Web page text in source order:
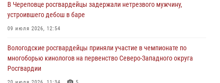
29 июля 2026, 13:20
В Череповце росгвардейцы задержали нетрезвого мужчину,
устроившего дебош в баре
09 июля 2026, 12:54
Вологодские росгвардейцы приняли участие в чемпионате по
многоборью кинологов на первенство Северо-Западного округа
Росгвардии